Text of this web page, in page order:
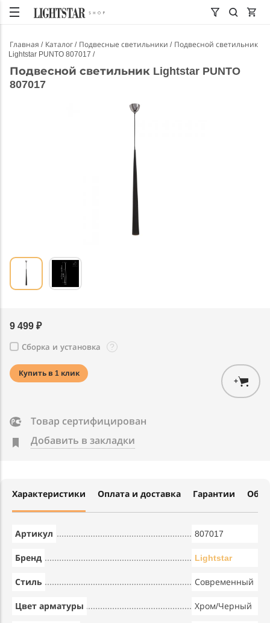
Главная Каталог Подвесные светильники
Подвесной светильник
Lightstar PUNTO 807017
Подвесной светильник Lightstar PUNTO
807017
9 499 ₽
Сборка и установка ?
+
Купить в 1 клик
Товар сертифицирован
Добавить в закладки
Характеристики Оплата и доставка Гарантии
Артикул 807017
Бренд Lightstar
Стиль Современный
Цвет арматуры Хром/Черный